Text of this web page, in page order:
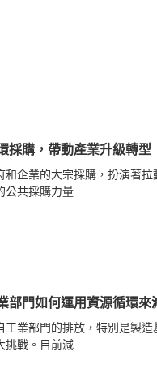
採購，帶動產業升級轉型
和企業的大宗採購，扮演著
公共採購力量
部門如何運用資源循環來
工業部門的排放，特別是製
挑戰。目前減